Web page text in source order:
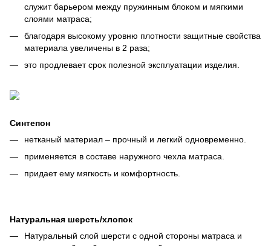
служит барьером между пружинным блоком и мягкими
слоями матраса;
благодаря высокому уровню плотности защитные свойства
материала увеличены в 2 раза;
это продлевает срок полезной эксплуатации изделия.
Синтепон
нетканый материал – прочный и легкий одновременно.
применяется в составе наружного чехла матраса.
придает ему мягкость и комфортность.
Натуральная шерсть/хлопок
Натуральный слой шерсти с одной стороны матраса и